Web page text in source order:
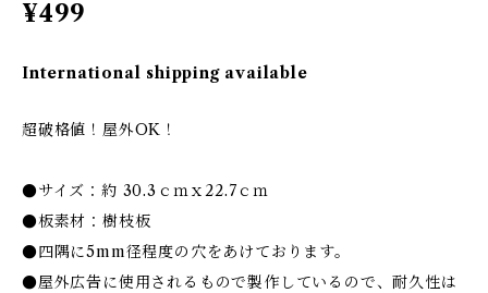
¥499
International shipping available
超破格値！屋外OK！
●サイズ：約 30.3ｃｍｘ22.7ｃｍ
●板素材：樹枝板
●四隅に5mm径程度の穴をあけております。
●屋外広告に使用されるもので製作しているので、耐久性は